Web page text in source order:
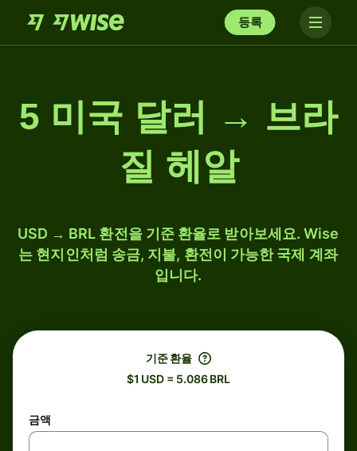
등록
5 미국 달러 → 브라
질 헤알
USD → BRL 환전을 기준 환율로 받아보세요. Wise
는 현지인처럼 송금, 지불, 환전이 가능한 국제 계좌
입니다.
기준 환율
$1 USD = 5.086 BRL
금액